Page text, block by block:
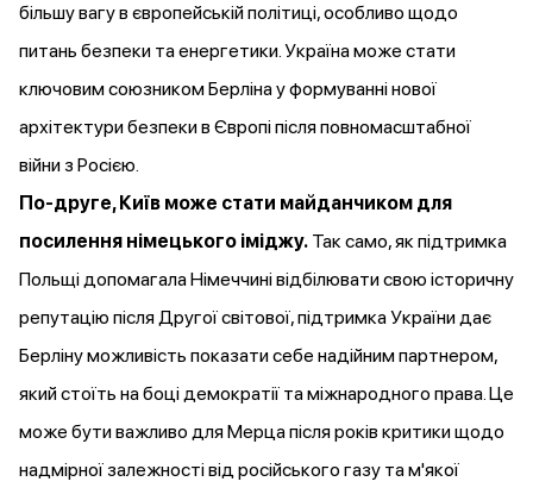
більшу вагу в європейській політиці, особливо щодо
питань безпеки та енергетики. Україна може стати
ключовим союзником Берліна у формуванні нової
архітектури безпеки в Європі після повномасштабної
війни з Росією.
По-друге, Київ може стати майданчиком для
посилення німецького іміджу. Так само, як підтримка
Польщі допомагала Німеччині відбілювати свою історичну
репутацію після Другої світової, підтримка України дає
Берліну можливість показати себе надійним партнером,
який стоїть на боці демократії та міжнародного права. Це
може бути важливо для Мерца після років критики щодо
надмірної залежності від російського газу та м'якої